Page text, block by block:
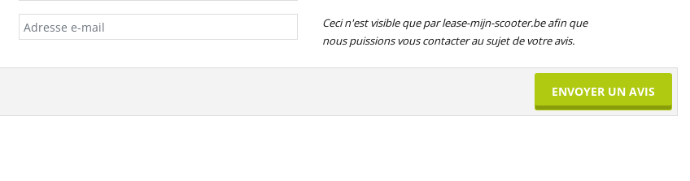
Ceci n'est visible que par lease-mijn-scooter.be afin que
nous puissions vous contacter au sujet de votre avis.